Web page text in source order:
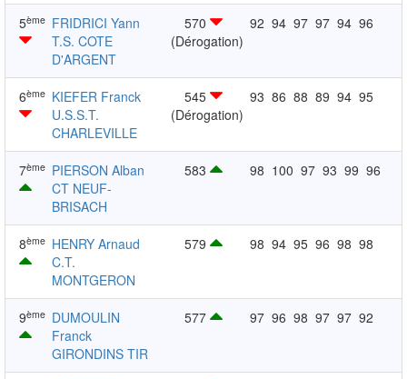
5ème FRIDRICI Yann
T.S. COTE
D'ARGENT
570 92 94 97 97 94 96
(Dérogation)
6ème KIEFER Franck
U.S.S.T.
CHARLEVILLE
545 93 86 88 89 94 95
(Dérogation)
7ème PIERSON Alban
CT NEUF-
BRISACH
583 98 100 97 93 99 96
8ème HENRY Arnaud
C.T.
MONTGERON
579 98 94 95 96 98 98
9ème DUMOULIN
Franck
GIRONDINS TIR
577 97 96 98 97 97 92